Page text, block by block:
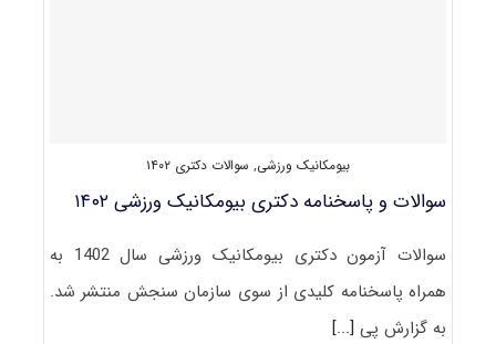
بیومکانیک ورزشی, سوالات دکتری ۱۴۰۲
سوالات و پاسخنامه دکتری بیومکانیک ورزشی ۱۴۰۲
سوالات آزمون دکتری بیومکانیک ورزشی سال 1402 به
همراه پاسخنامه کلیدی از سوی سازمان سنجش منتشر شد.
به گزارش پی[...]